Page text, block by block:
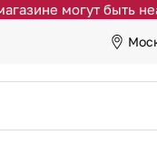
могут быть